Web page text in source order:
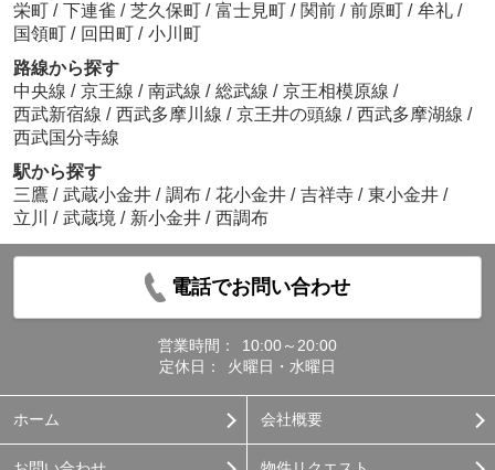
栄町 / 下連雀 / 芝久保町 / 富士見町 / 関前 / 前原町 / 牟礼 /
国領町 / 回田町 / 小川町
路線から探す
中央線 / 京王線 / 南武線 / 総武線 / 京王相模原線 /
西武新宿線 / 西武多摩川線 / 京王井の頭線 / 西武多摩湖線 /
西武国分寺線
駅から探す
三鷹 / 武蔵小金井 / 調布 / 花小金井 / 吉祥寺 / 東小金井 /
立川
/ 武蔵境 / 新小金井 / 西調布
電話でお問い合わせ
営業時間：
10:00～20:00
定休日：
火曜日・水曜日
ホーム 会社概要